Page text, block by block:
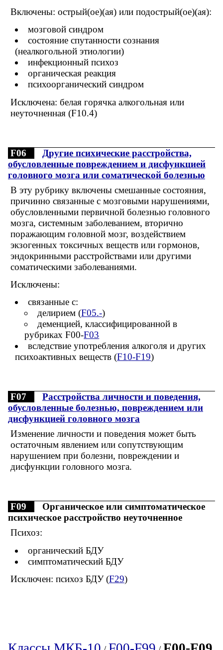
Включены: острый(ое)(ая) или подострый(ое)(ая):
мозговой синдром
состояние спутанности сознания
(неалкогольной этиологии)
инфекционный психоз
органическая реакция
психоорганический синдром
Исключена: белая горячка алкогольная или
неуточненная (F10.4)
F06
Другие психические расстройства,
обусловленные повреждением и дисфункцией
головного мозга или соматической болезнью
В эту рубрику включены смешанные состояния,
причинно связанные с мозговыми нарушениями,
обусловленными первичной болезнью головного
мозга, системным заболеванием, вторично
поражающим головной мозг, воздействием
экзогенных токсичных веществ или гормонов,
эндокринными расстройствами или другими
соматическими заболеваниями.
Исключены:
связанные с:
делирием (F05.-)
деменцией, классифицированной в
рубриках F00-F03
вследствие употребления алкоголя и других
психоактивных веществ (F10-F19)
F07
Расстройства личности и поведения,
обусловленные болезнью, повреждением или
дисфункцией головного мозга
Изменение личности и поведения может быть
остаточным явлением или сопутствующим
нарушением при болезни, повреждении и
дисфункции головного мозга.
F09
Органическое или симптоматическое
психическое расстройство неуточненное
Психоз:
органический БДУ
симптоматический БДУ
Исключен: психоз БДУ (F29)